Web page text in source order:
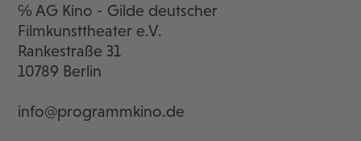
℅ AG Kino - Gilde deutscher
Filmkunsttheater e.V.
Rankestraße 31
10789 Berlin
info@programmkino.de